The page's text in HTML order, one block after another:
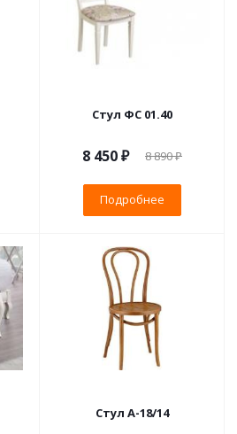
Стул ФС 01.40
8 450 ₽ 8 890 ₽
Подробнее
Стул А-18/14